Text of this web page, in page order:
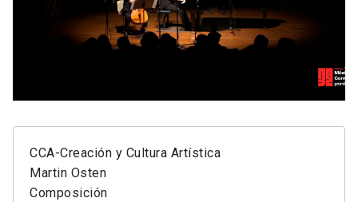
CCA-Creación y Cultura Artística
Martin Osten
Composición